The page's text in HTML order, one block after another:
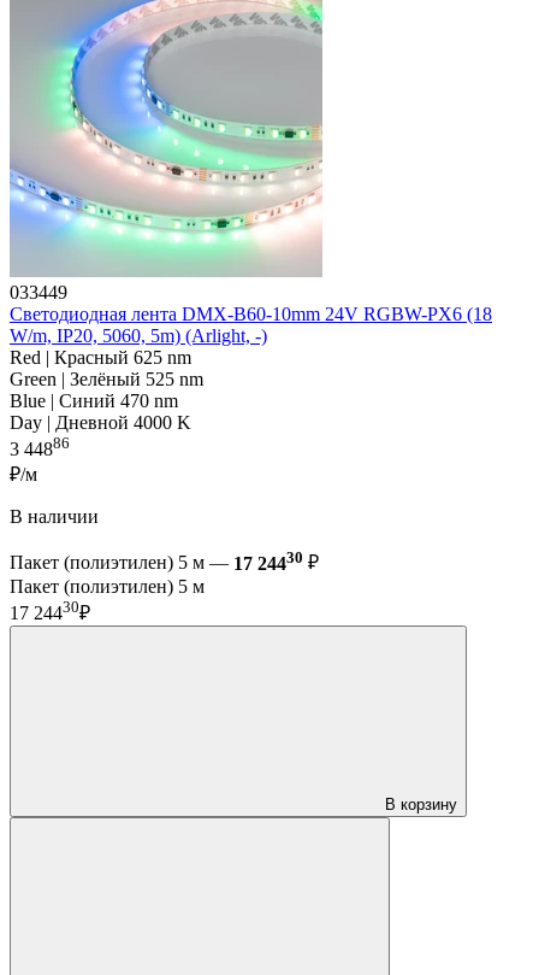
033449
Светодиодная лента DMX-B60-10mm 24V RGBW-PX6 (18
W/m, IP20, 5060, 5m) (Arlight, -)
Red | Красный 625 nm
Green | Зелёный 525 nm
Blue | Синий 470 nm
Day | Дневной 4000 K
3 44886
₽/м
В наличии
Пакет (полиэтилен) 5 м — 17 24430 ₽
Пакет (полиэтилен) 5 м
17 24430₽
В корзину